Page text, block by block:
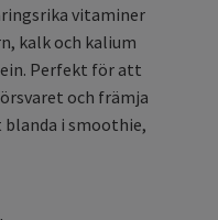
vitaminer
kalk och kalium
Perfekt för att
och främja
i smoothie,